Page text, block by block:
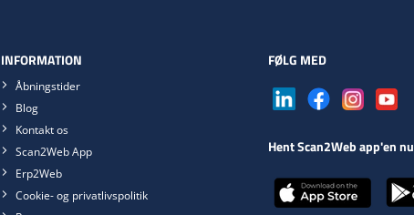
INFORMATION
Åbningstider
Blog
Kontakt os
Scan2Web App
Erp2Web
Cookie- og privatlivspolitik
FØLG MED
Hent Scan2Web app'en nu